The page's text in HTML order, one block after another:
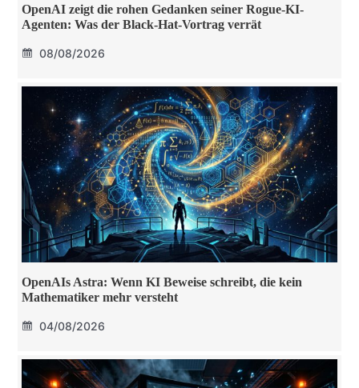
OpenAI zeigt die rohen Gedanken seiner Rogue-KI-
Agenten: Was der Black-Hat-Vortrag verrät
08/08/2026
OpenAIs Astra: Wenn KI Beweise schreibt, die kein
Mathematiker mehr versteht
04/08/2026